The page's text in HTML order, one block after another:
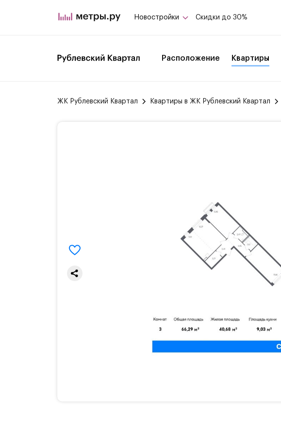
Новостройки Скидки до 30%
Расположение Квартиры
ЖК Рублевский Квартал Квартиры в ЖК Рублевский Квартал